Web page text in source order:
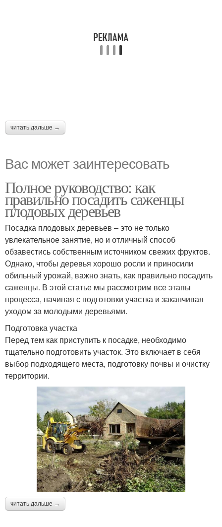
читать дальше →
Вас может заинтересовать
Полное руководство: как
правильно посадить саженцы
плодовых деревьев
Посадка плодовых деревьев – это не только
увлекательное занятие, но и отличный способ
обзавестись собственным источником свежих фруктов.
Однако, чтобы деревья хорошо росли и приносили
обильный урожай, важно знать, как правильно посадить
саженцы. В этой статье мы рассмотрим все этапы
процесса, начиная с подготовки участка и заканчивая
уходом за молодыми деревьями.
Подготовка участка
Перед тем как приступить к посадке, необходимо
тщательно подготовить участок. Это включает в себя
выбор подходящего места, подготовку почвы и очистку
территории.
читать дальше →